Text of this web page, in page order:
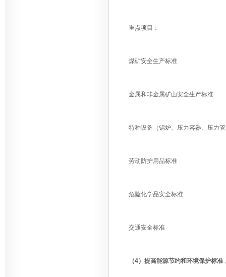
重点项目：
煤矿安全生产标准
金属和非金属矿山安全生产标准
特种设备（锅炉、压力容器、压力管
劳动防护用品标准
危险化学品安全标准
交通安全标准
（4）提高能源节约和环境保护标